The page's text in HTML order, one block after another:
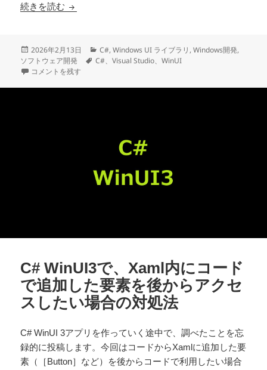
続きを読む C# WinUI3［search-ms:］でUNCのアクセスで
投
稿
日:
2026年2月13日
カ
テ
C#,Windows UI ライブラリ ,Windows開発,
ソフトウェア開発
タ
C#、Visual Studio、WinUI
C# WinUI3［search-ms:］でUNCのアクセスでエクスプローラーが表示
コメントを残す
C# WinUI3で、Xaml内にコード
で追加した要素を後からアクセ
スしたい場合の対処法
C# WinUI 3アプリを作っていく途中で、調べたことを忘
録的に投稿します。今回はコードからXamlに追加した要
素（［Button］など）を後からコードで利用したい場合